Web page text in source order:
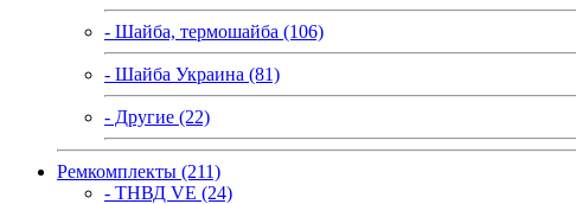
- Шайба, термошайба (106)
- Шайба Украина (81)
- Другие (22)
Ремкомплекты (211)
- ТНВД VE (24)